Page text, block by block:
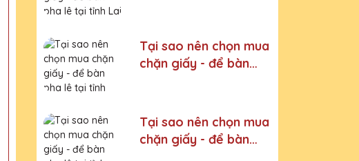
Tại sao nên chọn mua
chặn giấy - để bàn
Tại sao nên chọn mua
chặn giấy - để bàn